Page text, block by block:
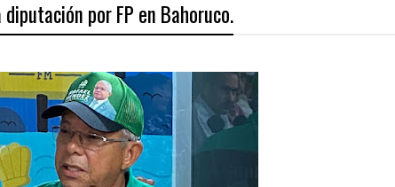
por FP en Bahoruco.